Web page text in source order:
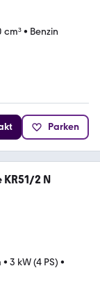
cm³• Benzin
Parken
KR51/2 N
• 3 kW (4 PS) •